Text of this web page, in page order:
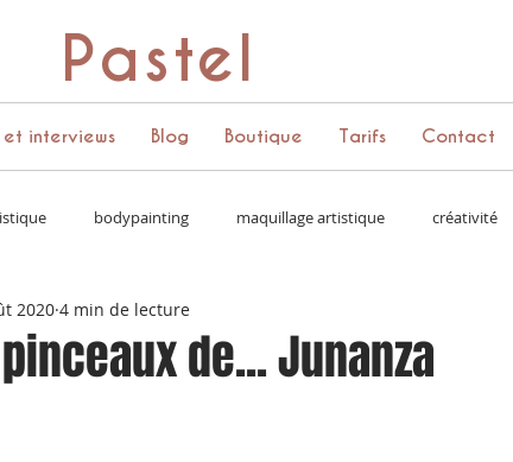
Pastel
et interviews Blog Boutique Tarifs Contact
bodypainting maquillage artistique créativité
vie d'artiste
de... Junanza
2020 4 min de lecture